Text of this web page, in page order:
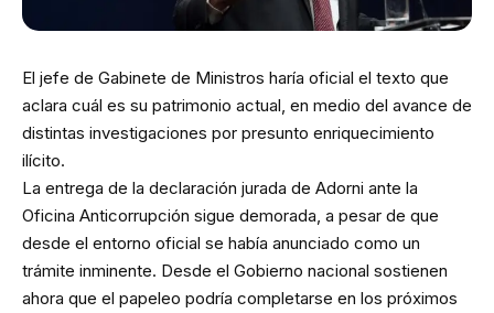
El jefe de Gabinete de Ministros haría oficial el texto que
aclara cuál es su patrimonio actual, en medio del avance de
distintas investigaciones por presunto enriquecimiento
ilícito.
La entrega de la declaración jurada de Adorni ante la
Oficina Anticorrupción sigue demorada, a pesar de que
desde el entorno oficial se había anunciado como un
trámite inminente. Desde el Gobierno nacional sostienen
ahora que el papeleo podría completarse en los próximos